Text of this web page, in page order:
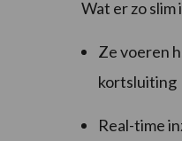
Wat er zo slim
Ze voeren
kortsluiting
Real-time